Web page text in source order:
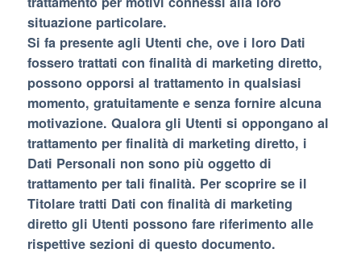
situazione particolare.
Si fa presente agli Utenti che, ove i loro Dati
fossero trattati con finalità di marketing diretto,
possono opporsi al trattamento in qualsiasi
momento, gratuitamente e senza fornire alcuna
motivazione. Qualora gli Utenti si oppongano al
trattamento per finalità di marketing diretto, i
Dati Personali non sono più oggetto di
trattamento per tali finalità. Per scoprire se il
Titolare tratti Dati con finalità di marketing
diretto gli Utenti possono fare riferimento alle
rispettive sezioni di questo documento.